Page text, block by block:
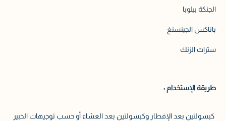
الجنكة بيلوبا
باناكس الجينسنغ
سترات الزنك
طريقة الإستخدام :
كبسولتين بعد الإفطار وكبسولتين بعد العشاء أو حسب توجيهات الخبير